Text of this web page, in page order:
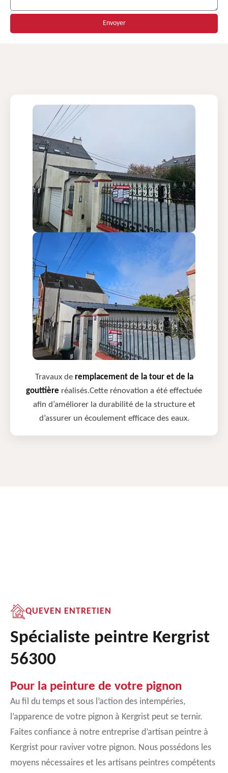
Travaux de remplacement de la tour et de la
gouttière réalisés.Cette rénovation a été effectuée
afin d’améliorer la durabilité de la structure et
d’assurer un écoulement efficace des eaux.
QUEVEN ENTRETIEN
Spécialiste peintre Kergrist
56300
Pour la peinture de votre pignon
Au fil du temps et sous l’action des intempéries,
l’apparence de votre pignon à Kergrist peut se ternir.
Faites confiance à notre entreprise d’artisan peintre à
Kergrist pour raviver votre pignon. Nous possédons les
moyens nécessaires et les artisans peintres compétents